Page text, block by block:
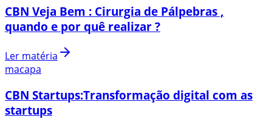
CBN Veja Bem : Cirurgia de Pálpebras ,
quando e por quê realizar ?
Ler matéria
macapa
CBN Startups:Transformação digital com as
startups